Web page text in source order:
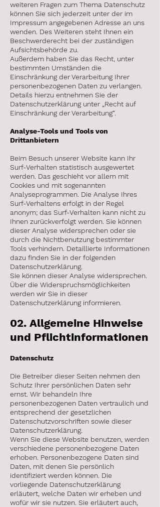
weiteren Fragen zum Thema Datenschutz
können Sie sich jederzeit unter der im
Impressum angegebenen Adresse an uns
wenden. Des Weiteren steht Ihnen ein
Beschwerderecht bei der zuständigen
Aufsichtsbehörde zu.
Außerdem haben Sie das Recht, unter
bestimmten Umständen die
Einschränkung der Verarbeitung Ihrer
personenbezogenen Daten zu verlangen.
Details hierzu entnehmen Sie der
Datenschutzerklärung unter „Recht auf
Einschränkung der Verarbeitung“.
Analyse-Tools und Tools von
Drittanbietern
Beim Besuch unserer Website kann Ihr
Surf-Verhalten statistisch ausgewertet
werden. Das geschieht vor allem mit
Cookies und mit sogenannten
Analyseprogrammen. Die Analyse Ihres
Surf-Verhaltens erfolgt in der Regel
anonym; das Surf-Verhalten kann nicht zu
Ihnen zurückverfolgt werden. Sie können
dieser Analyse widersprechen oder sie
durch die Nichtbenutzung bestimmter
Tools verhindern. Detaillierte Informationen
dazu finden Sie in der folgenden
Datenschutzerklärung.
Sie können dieser Analyse widersprechen.
Über die Widerspruchsmöglichkeiten
werden wir Sie in dieser
Datenschutzerklärung informieren.
02. Allgemeine Hinweise
und Pflichtinformationen
Datenschutz
Die Betreiber dieser Seiten nehmen den
Schutz Ihrer persönlichen Daten sehr
ernst. Wir behandeln Ihre
personenbezogenen Daten vertraulich und
entsprechend der gesetzlichen
Datenschutzvorschriften sowie dieser
Datenschutzerklärung.
Wenn Sie diese Website benutzen, werden
verschiedene personenbezogene Daten
erhoben. Personenbezogene Daten sind
Daten, mit denen Sie persönlich
identifiziert werden können. Die
vorliegende Datenschutzerklärung
erläutert, welche Daten wir erheben und
wofür wir sie nutzen. Sie erläutert auch,